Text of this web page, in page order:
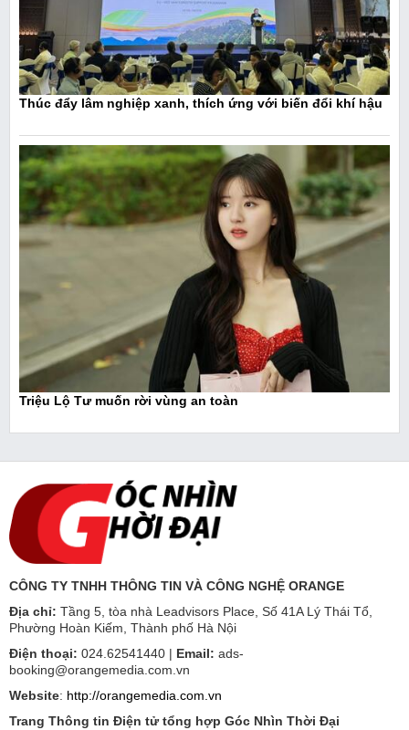
Thúc đẩy lâm nghiệp xanh, thích ứng với biến đổi khí hậu
Triệu Lộ Tư muốn rời vùng an toàn
CÔNG TY TNHH THÔNG TIN VÀ CÔNG NGHỆ ORANGE
Địa chỉ: Tầng 5, tòa nhà Leadvisors Place, Số 41A Lý Thái Tổ,
Phường Hoàn Kiếm, Thành phố Hà Nội
Điện thoại: 024.62541440 | Email: ads-
booking@orangemedia.com.vn
Website: http://orangemedia.com.vn
Trang Thông tin Điện tử tổng hợp Góc Nhìn Thời Đại